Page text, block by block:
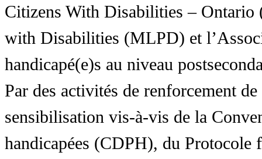
Citizens With Disabilities – Ontario
with Disabilities (MLPD) et
handicapé(e)s au niveau
Par des activités de renforcement
sensibilisation vis-à-vis de la
handicapées (CDPH), du Protocole